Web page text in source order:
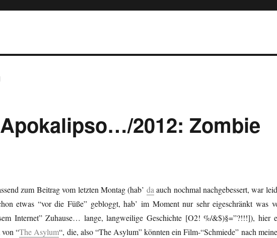
2012: Zombie
zum Beitrag vom letzten Montag (hab’ daauch nochmal nachgebessert, war
etwas “vor die Füße” gebloggt, hab’ im Moment nur sehr eigeschränkt was
Internet” Zuhause… lange, langweilige Geschichte [O2! %/&$)§=”?!!!]), hier
“The Asylum“, die, also “The Asylum” könnten ein Film-“Schmiede” nach